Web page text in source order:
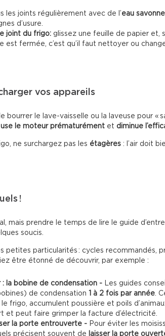
les joints régulièrement avec de l’eau
d’usure.
joint du frigo: glissez une feuille de papier et,
est fermée, c’est qu’il faut nettoyer ou
vos appareils
bourrer le lave-vaisselle ou la laveuse pour «
use le moteur prématurément et diminue
ne surchargez pas les étagères : l’air doit
!
mais prendre le temps de lire le guide
soucis.
petites particularités : cycles recommandés,
être étonné de découvrir, par exemple :
: la bobine de condensation - Les guides
de condensation
1 à 2 fois par année.
frigo, accumulent poussière et poils
et peut faire grimper la facture d’électricité.
la porte entrouverte - Pour éviter les
précisent souvent de
laisser la porte